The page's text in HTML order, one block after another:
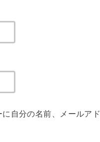
自分の名前、メールア